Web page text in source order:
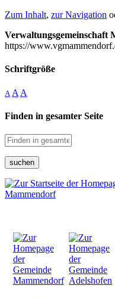
Zum Inhalt, zur Navigation
Verwaltungsgemeinschaft
https://
Schriftgröße
A A A
Finden in gesamter Seite
suchen